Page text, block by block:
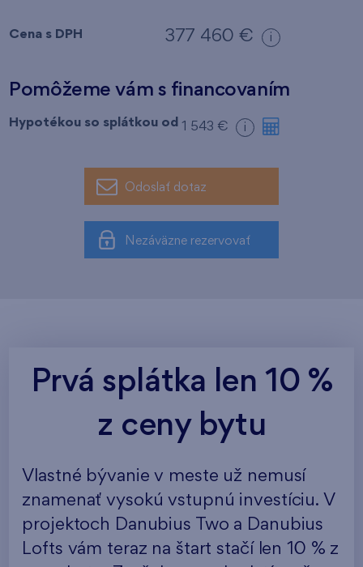
Cena s DPH 377 460 € i
Pomôžeme vám s financovaním
Hypotékou so splátkou od 1 543 € i
Odoslať dotaz
Nezáväzne rezervovať
Prvá splátka len 10 %
z ceny bytu
Vlastné bývanie v meste už nemusí
znamenať vysokú vstupnú investíciu. V
projektoch Danubius Two a Danubius
Lofts vám teraz na štart stačí len 10 % z